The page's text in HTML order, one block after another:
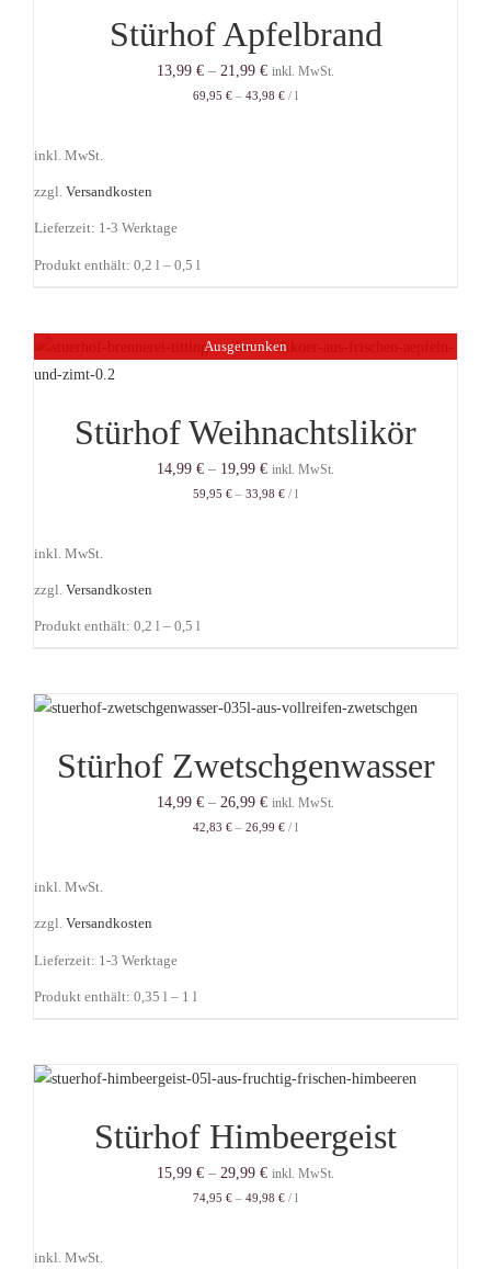
Stürhof Apfelbrand
13,99 € – 21,99 € inkl. MwSt.
69,95 € – 43,98 € / l
inkl. MwSt.
zzgl. Versandkosten
Lieferzeit: 1-3 Werktage
Produkt enthält: 0,2 l – 0,5 l
Ausgetrunken
Stürhof Weihnachtslikör
14,99 € – 19,99 € inkl. MwSt.
59,95 € – 33,98 € / l
inkl. MwSt.
zzgl. Versandkosten
Produkt enthält: 0,2 l – 0,5 l
Stürhof Zwetschgenwasser
14,99 € – 26,99 € inkl. MwSt.
42,83 € – 26,99 € / l
inkl. MwSt.
zzgl. Versandkosten
Lieferzeit: 1-3 Werktage
Produkt enthält: 0,35 l – 1 l
Stürhof Himbeergeist
15,99 € – 29,99 € inkl. MwSt.
74,95 € – 49,98 € / l
inkl. MwSt.